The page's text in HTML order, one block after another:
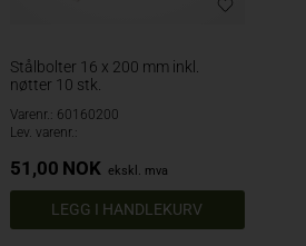
Stålbolter 16 x 200 mm inkl.
nøtter 10 stk.
Varenr.: 60160200
Lev. varenr.:
51,00 NOK ekskl. mva